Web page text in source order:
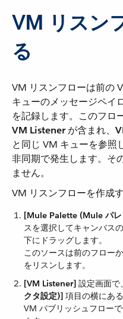
VM リスン
る
VM リスンフローは前の
キューのメッセージペイ
を記録します。このフロ
VM Listener​ が含まれ、​
と同じ VM キューを参照
非同期で発生します。そ
ません。
VM リスンフローを作成
[Mule Palette (Mule パレ
スを選択してキャンバス
下にドラッグします。
このソースは前のフロー
をリスンします。
[VM Listener] ​ 設定画面で、​
クタ設定)] 項目の横にあ
VM パブリッシュフロー